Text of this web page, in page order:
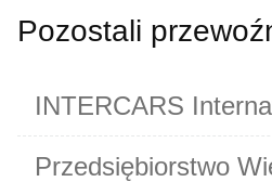
Pozostali
INTERCARS
Przedsiębiorstwo